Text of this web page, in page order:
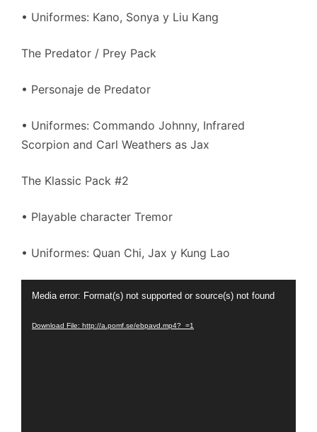
• Uniformes: Kano, Sonya y Liu Kang
The Predator / Prey Pack
• Personaje de Predator
• Uniformes: Commando Johnny, Infrared
Scorpion and Carl Weathers as Jax
The Klassic Pack #2
• Playable character Tremor
• Uniformes: Quan Chi, Jax y Kung Lao
Media error: Format(s) not supported or source(s) not found
Download File: http://a.pomf.se/ebpavd.mp4?_=1